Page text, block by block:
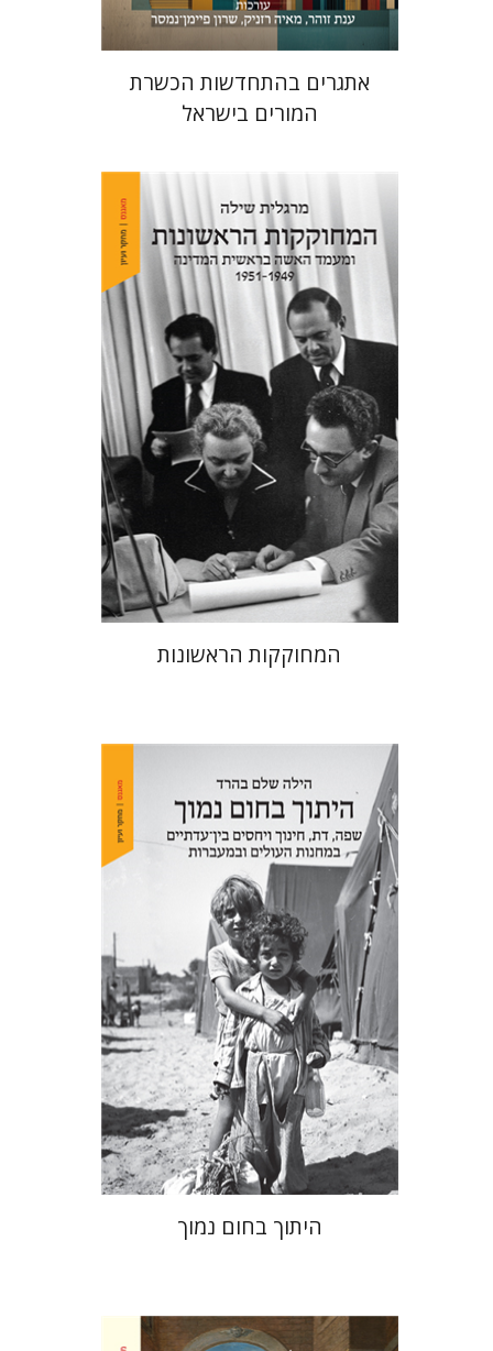
אתגרים בהתחדשות הכשרת
המורים בישראל
מרגלית שילה
הנחת אתר ספר מודפס
$42
$38
המחוקקות הראשונות
הילה שלם בהרד
הנחת אתר ספר מודפס
$46
$41
היתוך בחום נמוך